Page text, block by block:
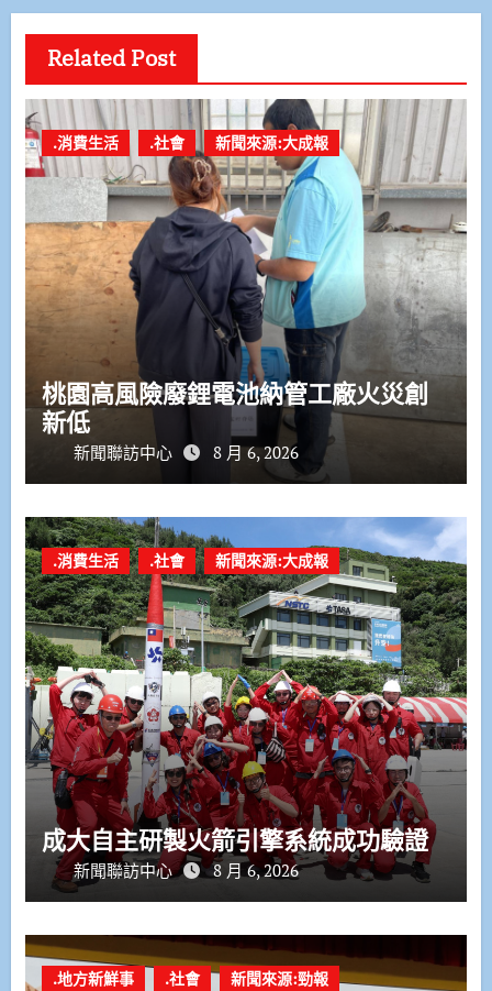
Related Post
.消費生活 .社會 新聞來源:大成報
桃園高風險廢鋰電池納管工廠火災創
新低
新聞聯訪中心 8 月 6, 2026
.消費生活 .社會 新聞來源:大成報
成大自主研製火箭引擎系統成功驗證
新聞聯訪中心 8 月 6, 2026
.地方新鮮事 .社會 新聞來源:勁報